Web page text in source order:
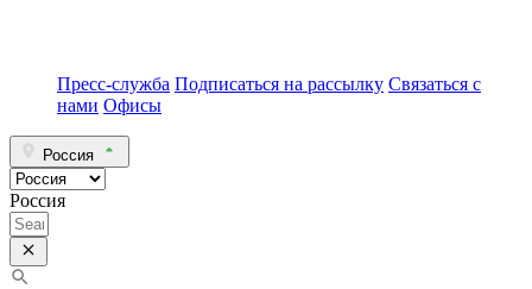
Пресс-служба Подписаться на рассылку Связаться с
нами Офисы
Россия
Россия